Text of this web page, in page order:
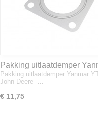
Pakking uitlaatdemper
YM / John Deere -
Pakking uitlaatdemper Yanmar
John Deere -…
€ 11,75